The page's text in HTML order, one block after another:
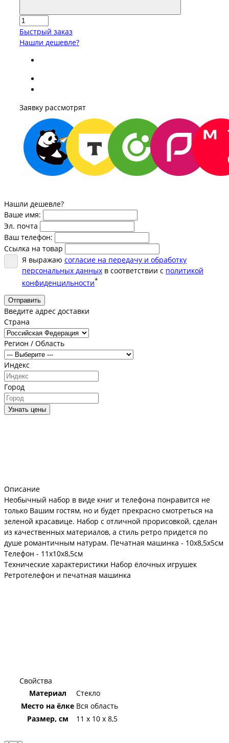
Быстрый заказ
Нашли дешевле?
Заявку рассмотрят
Нашли дешевле?
Ваше имя:
Эл. почта
Ваш телефон:
Ссылка на товар
Я выражаю согласие на передачу и обработку
персональных данных в соответствии с политикой
конфиденцильности*
Отправить
Введите адрес доставки
Страна
Регион / Область
Индекс
Город
Узнать цены
Описание
Необычный набор в виде книг и телефона понравится не
только Вашим гостям, но и будет прекрасно смотреться на
зеленой красавице. Набор с отличной прорисовкой, сделан
из качественных материалов, а стиль ретро придется по
душе романтичным натурам. Печатная машинка - 10х8,5х5см
Телефон - 11х10х8,5см
Технические характеристики Набор ёлочных игрушек
Ретротелефон и печатная машинка
Свойства
Материал
Стекло
Место на ёлке Вся область
Размер, см
11 х 10 х 8,5